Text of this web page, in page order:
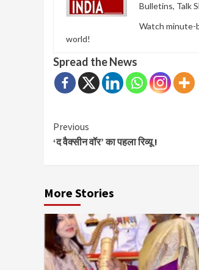
Bulletins, Talk
Watch minute-
world!
Spread the News
Continue
Reading
Previous
‘द वैक्सीन वॉर’ का पहला रिव्यू !
More Stories